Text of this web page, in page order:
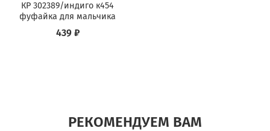
КР 302389/индиго к454
фуфайка для мальчика
439 ₽
РЕКОМЕНДУЕМ ВАМ